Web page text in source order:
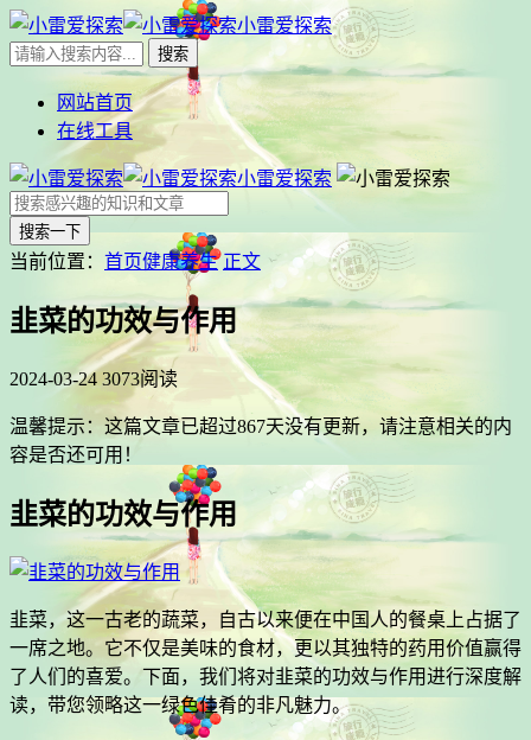
小雷爱探索
网站首页
在线工具
小雷爱探索
搜索一下
当前位置： 首页健康养生 正文
韭菜的功效与作用
2024-03-24 3073阅读
温馨提示：这篇文章已超过867天没有更新，请注意相关的内
容是否还可用！
韭菜的功效与作用
韭菜，这一古老的蔬菜，自古以来便在中国人的餐桌上占据了
一席之地。它不仅是美味的食材，更以其独特的药用价值赢得
了人们的喜爱。下面，我们将对韭菜的功效与作用进行深度解
读，带您领略这一绿色佳肴的非凡魅力。